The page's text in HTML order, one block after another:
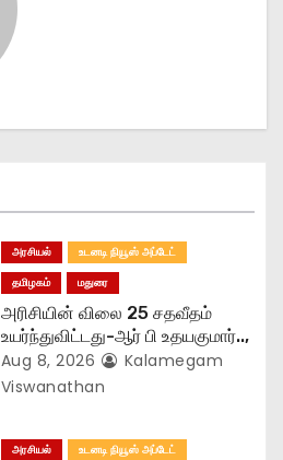
அரசியல்
உடனடி நியூஸ் அப்டேட்
தமிழகம்
மதுரை
அரிசியின் விலை 25 சதவீதம்
உயர்ந்துவிட்டது-ஆர் பி உதயகுமார்..,
Aug 8, 2026
Kalamegam
Viswanathan
அரசியல்
உடனடி நியூஸ் அப்டேட்